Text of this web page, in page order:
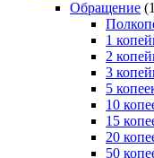
Обращение
1
2
3
5
10
15
20
50